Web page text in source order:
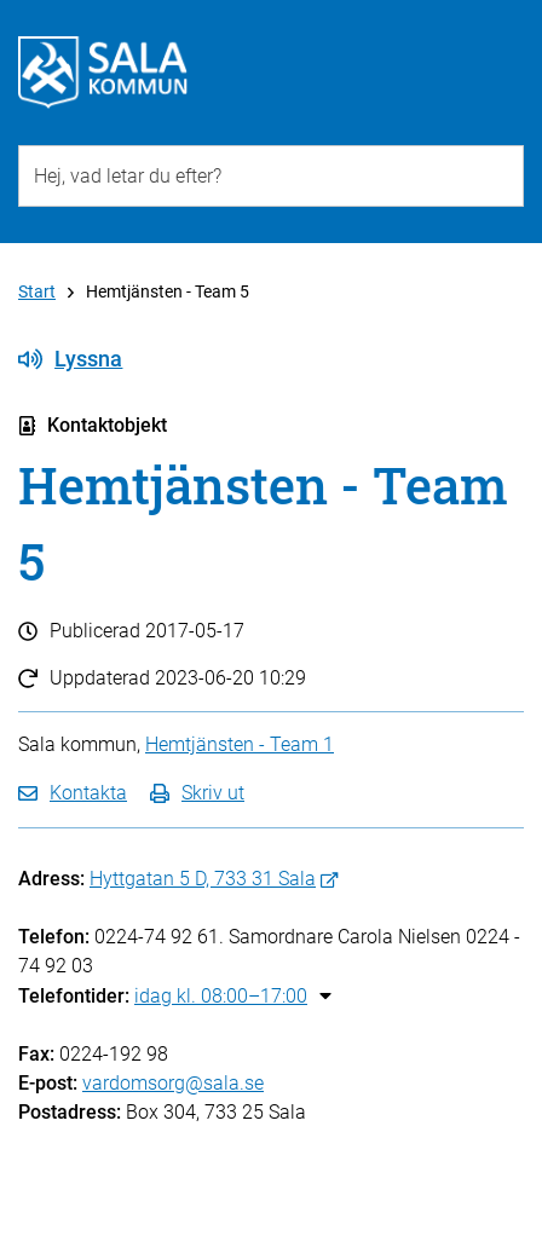
Start Hemtjänsten - Team 5
Lyssna
Kontaktobjekt
Hemtjänsten - Team
5
Publicerad 2017-05-17
Uppdaterad 2023-06-20 10:29
Sala kommun, Hemtjänsten - Team 1
Kontakta Skriv ut
Adress: Hyttgatan 5 D, 733 31 Sala
Telefon: 0224-74 92 61. Samordnare Carola Nielsen 0224 -
74 92 03
Telefontider: idag kl. 08:00–17:00
Fax: 0224-192 98
E-post: vardomsorg@sala.se
Postadress: Box 304, 733 25 Sala